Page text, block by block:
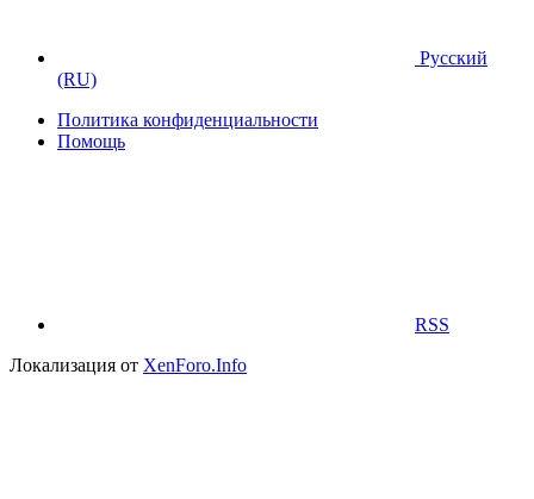
Русский
(RU)
Политика конфиденциальности
Помощь
RSS
Локализация от XenForo.Info